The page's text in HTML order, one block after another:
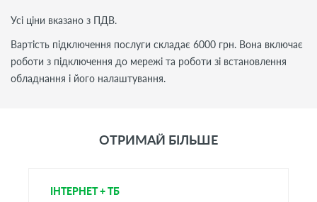
Усі ціни вказано з ПДВ.
Вартiсть пiдключення послуги складає 6000 грн. Вона включає
роботи з підключення до мережі та роботи зі встановлення
обладнання і його налаштування.
ОТРИМАЙ БІЛЬШЕ
ІНТЕРНЕТ + ТБ